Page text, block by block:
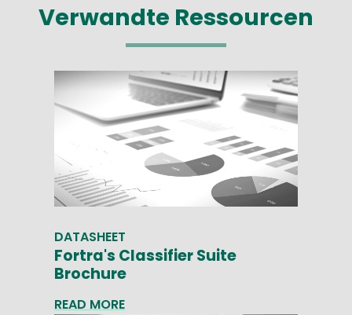
Verwandte Ressourcen
DATASHEET
Fortra's Classifier Suite
Brochure
READ MORE